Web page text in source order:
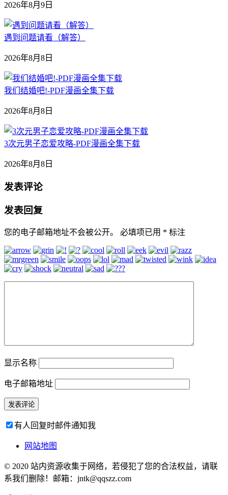
2026年8月9日
遇到问题请看（解答）
2026年8月8日
我们结婚吧!-PDF漫画全集下载
2026年8月8日
3次元男子恋爱攻略-PDF漫画全集下载
2026年8月8日
发表评论
发表回复
您的电子邮箱地址不会被公开。 必填项已用 * 标注
显示名称
电子邮箱地址
有人回复时邮件通知我
网站地图
© 2020 站内资源收集于网络，若侵犯了您的合法权益，请联
系我们删除！邮箱：jntk@qqszz.com